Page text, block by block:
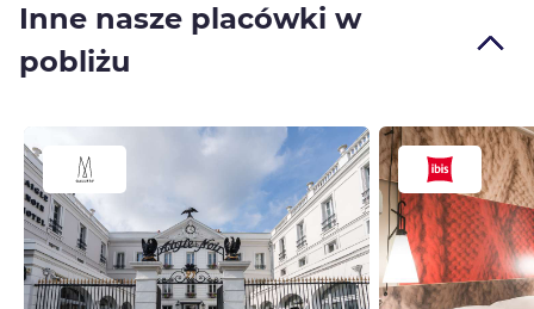
Inne nasze placówki w
pobliżu